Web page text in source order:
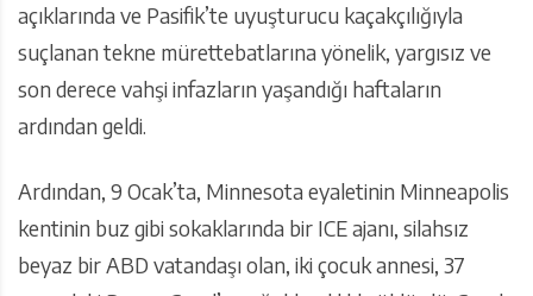
açıklarında ve Pasifik’te uyuşturucu kaçakçılığıyla
suçlanan tekne mürettebatlarına yönelik, yargısız ve
son derece vahşi infazların yaşandığı haftaların
ardından geldi.
Ardından, 9 Ocak’ta, Minnesota eyaletinin Minneapolis
kentinin buz gibi sokaklarında bir ICE ajanı, silahsız
beyaz bir ABD vatandaşı olan, iki çocuk annesi, 37